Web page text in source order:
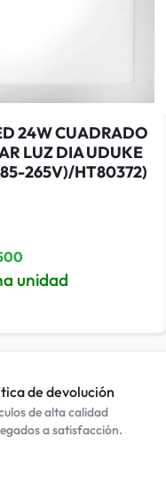
24W CUADRADO
LUZ DIA UDUKE
265V)/HT80372)
unidad
de devolución
de alta calidad
a satisfacción.